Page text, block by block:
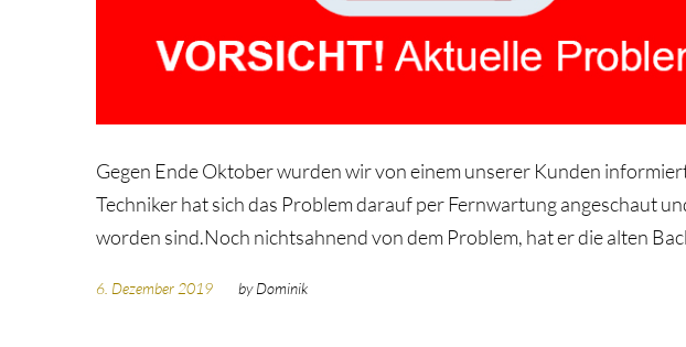
Gegen Ende Oktober wurden wir von einem unserer Kunden
Techniker hat sich das Problem darauf per Fernwartung angeschaut
worden sind.Noch nichtsahnend von dem Problem, hat er die alten
6. Dezember 2019 byDominik